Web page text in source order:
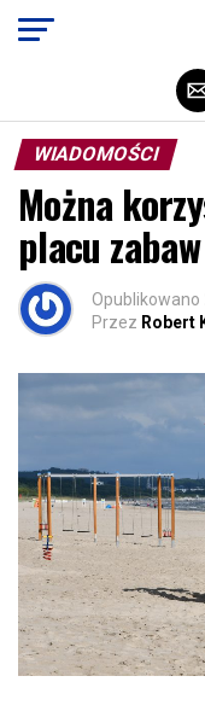
WIADOMOŚCI
Można
placu zabaw
Opublikowano
Przez Robert